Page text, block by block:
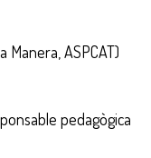
ASPCAT)
pedagògica